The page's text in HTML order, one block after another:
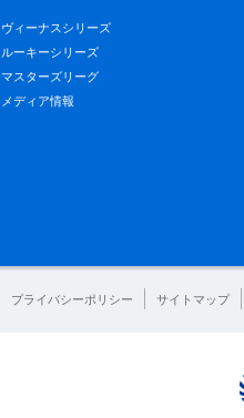
ヴィーナスシリーズ
ルーキーシリーズ
マスターズリーグ
メディア情報
プライバシーポリシー サイトマップ